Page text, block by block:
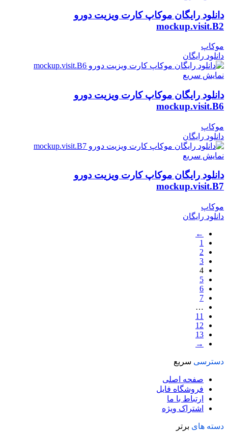
دانلود رایگان موکاپ کارت ویزیت دورو
mockup.visit.B2
موکاپ
دانلود رایگان
نمایش سریع
دانلود رایگان موکاپ کارت ویزیت دورو
mockup.visit.B6
موکاپ
دانلود رایگان
نمایش سریع
دانلود رایگان موکاپ کارت ویزیت دورو
mockup.visit.B7
موکاپ
دانلود رایگان
←
1
2
3
4
5
6
7
…
11
12
13
→
دسترسی سریع
صفحه اصلی
فروشگاه فایل
ارتباط با ما
اشتراک ویژه
دسته های برتر